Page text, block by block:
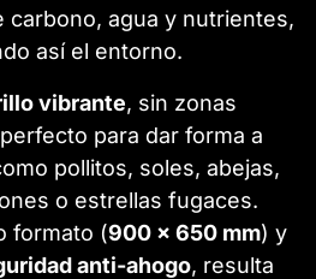
carbono, agua y nutrientes,
así el entorno.
vibrante, sin zonas
para dar forma a
pollitos, soles, abejas,
o estrellas fugaces.
formato (900 x 650 mm) y
anti-ahogo, resulta